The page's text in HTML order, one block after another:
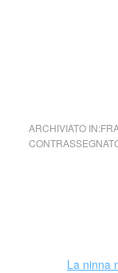
ARCHIVIATO IN:
La ninna